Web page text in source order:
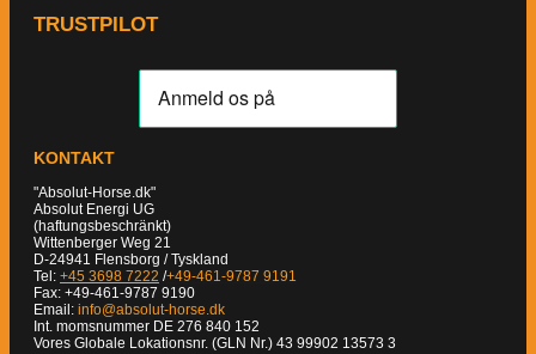
TRUSTPILOT
KONTAKT
"Absolut-Horse.dk"
Absolut Energi UG
(haftungsbeschränkt)
Wittenberger Weg 21
D-24941 Flensborg / Tyskland
Tel: +45 3698 7222 /+49-461-9787 9191
Fax: +49-461-9787 9190
Email: info@absolut-horse.dk
Int. momsnummer DE 276 840 152
Vores Globale Lokationsnr. (GLN Nr.) 43 99902 13573 3